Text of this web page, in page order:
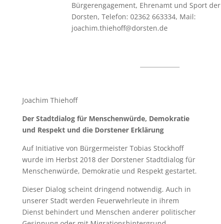
Bürgerengagement, Ehrenamt und Sport
Dorsten, Telefon: 02362 663334, Mail:
joachim.thiehoff@dorsten.de
Joachim Thiehoff
Der Stadtdialog für Menschenwürde, Demokratie
und Respekt und die Dorstener Erklärung
Auf Initiative von Bürgermeister Tobias Stockhoff
wurde im Herbst 2018 der Dorstener Stadtdialog für
Menschenwürde, Demokratie und Respekt gestartet.
Dieser Dialog scheint dringend notwendig. Auch in
unserer Stadt werden Feuerwehrleute in ihrem
Dienst behindert und Menschen anderer politischer